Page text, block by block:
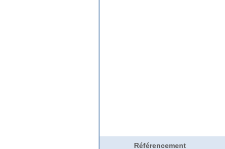
Référencement